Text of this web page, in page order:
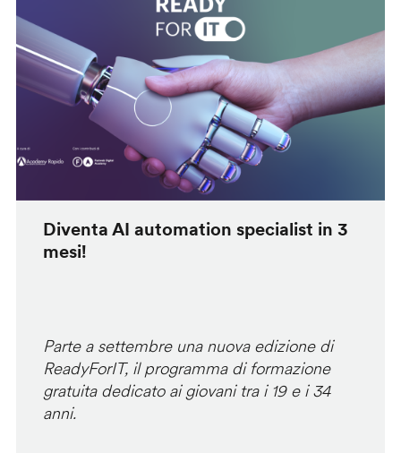
Diventa AI automation specialist in 3
mesi!
Parte a settembre una nuova edizione di
ReadyForIT, il programma di formazione
gratuita dedicato ai giovani tra i 19 e i 34
anni.